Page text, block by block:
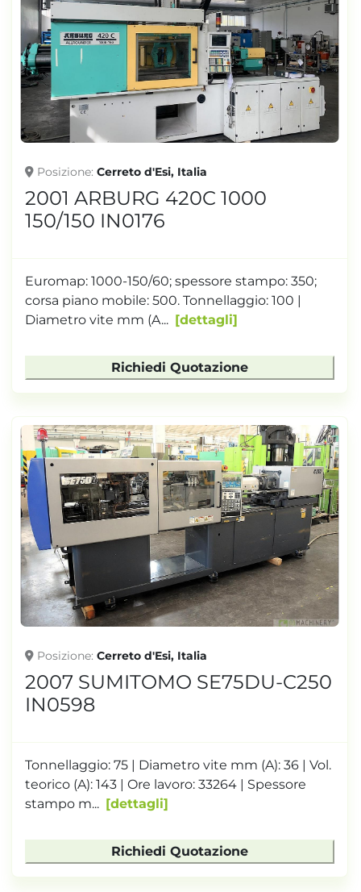
Posizione Cerreto d'Esi, Italia
2001 ARBURG 420C 1000
150/150 IN0176
Euromap: 1000-150/60; spessore stampo: 350;
corsa piano mobile: 500. Tonnellaggio: 100 |
Diametro vite mm (A...
dettagli
Richiedi Quotazione
Posizione Cerreto d'Esi, Italia
2007 SUMITOMO SE75DU-C250
IN0598
Tonnellaggio: 75 | Diametro vite mm (A): 36 | Vol.
teorico (A): 143 | Ore lavoro: 33264 | Spessore
stampo m...
dettagli
Richiedi Quotazione